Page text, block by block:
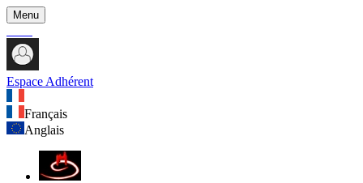
Menu
Espace Adhérent
Français
Anglais